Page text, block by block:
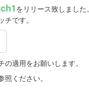
をリリース致しました。
です。
の適用をお願いします。
ください。